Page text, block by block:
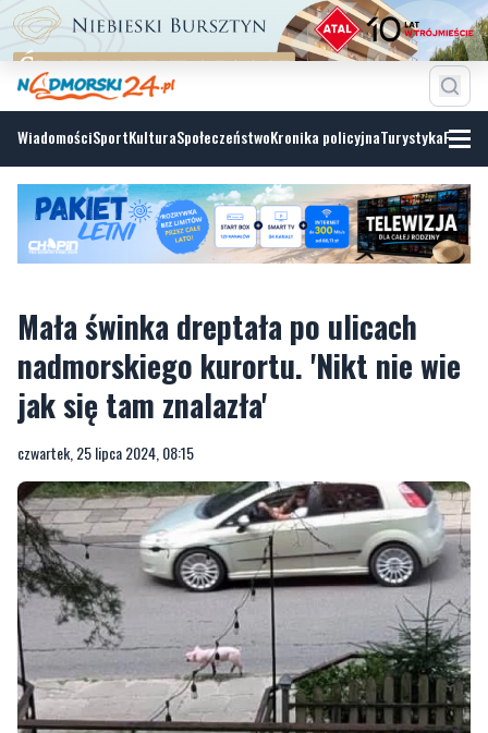
WiadomościSportKulturaSpołeczeństwoKronika policyjnaTurystyka
Mała świnka dreptała po ulicach
jak się tam znalazła'
czwartek, 25 lipca 2024, 08:15